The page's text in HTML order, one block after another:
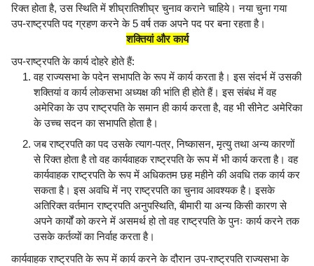
रिक्त होता है, उस स्थिति में शीघ्रातिशीघ्र चुनाव कराने चाहिये। नया चुना गया
उप-राष्ट्रपति पद ग्रहण करने के 5 वर्ष तक अपने पद पर बना रहता है।
शक्तियां और कार्य
उप-राष्ट्रपति के कार्य दोहरे होते हैं:
वह राज्यसभा के पदेन सभापति के रूप में कार्य करता है। इस संदर्भ में उसकी
शक्तियां व कार्य लोकसभा अध्यक्ष की भांति ही होते हैं। इस संबंध में वह
अमेरिका के उप राष्ट्रपति के समान ही कार्य करता है, वह भी सीनेट अमेरिका
के उच्च सदन का सभापति होता है।
जब राष्ट्रपति का पद उसके त्याग-पत्र, निष्कासन, मृत्यु तथा अन्य कारणों
से रिक्त होता है तो वह कार्यवाहक राष्ट्रपति के रूप में भी कार्य करता है। वह
कार्यवाहक राष्ट्रपति के रूप में अधिकतम छह महीने की अवधि तक कार्य कर
सकता है। इस अवधि में नए राष्ट्रपति का चुनाव आवश्यक है। इसके
अतिरिक्त वर्तमान राष्ट्रपति अनुपस्थिति, बीमारी या अन्य किसी कारण से
अपने कार्यों को करने में असमर्थ हो तो वह राष्ट्रपति के पुनः कार्य करने तक
उसके कर्तव्यों का निर्वाह करता है।
कार्यवाहक राष्ट्रपति के रूप में कार्य करने के दौरान उप-राष्ट्रपति राज्यसभा के